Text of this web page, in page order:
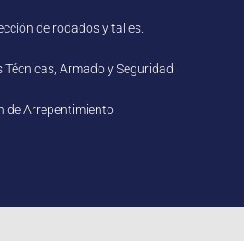
de rodados y talles.
Técnicas, Armado y Seguridad
de Arrepentimiento